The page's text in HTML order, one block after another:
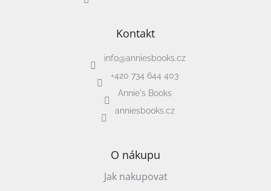
Kontakt
info@anniesbooks.cz
+420 734 644 403
Annie's Books
anniesbooks.cz
O nákupu
Jak nakupovat